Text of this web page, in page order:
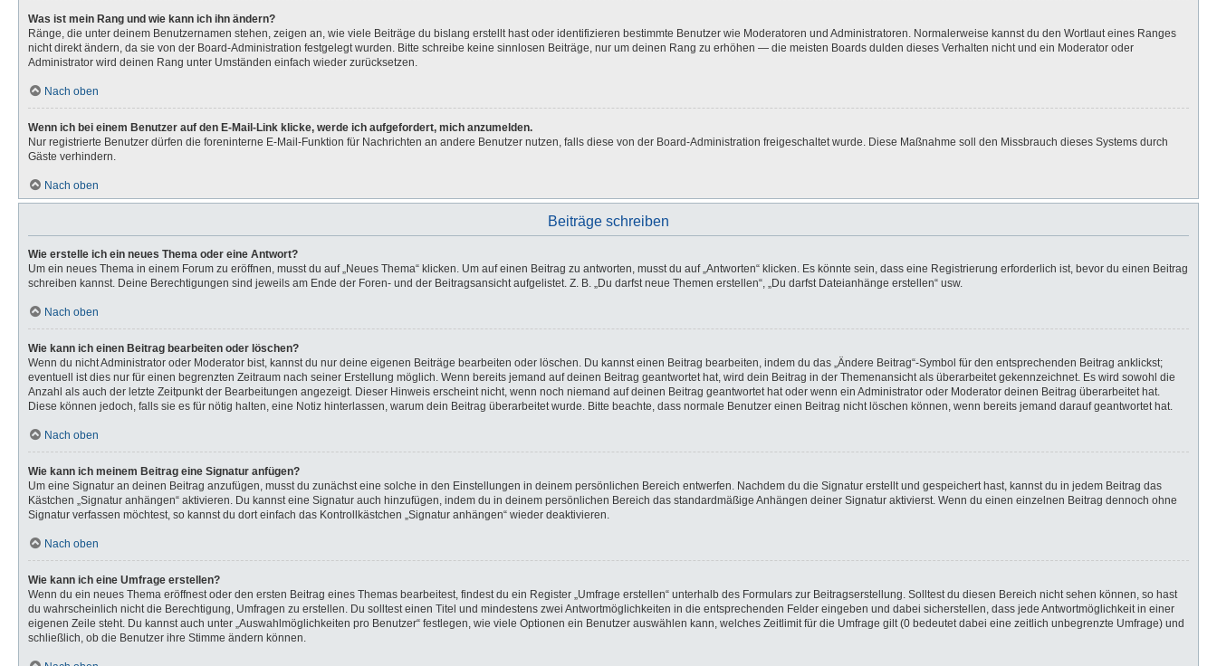
Was ist mein Rang und wie kann ich ihn ändern?
Ränge, die unter deinem Benutzernamen stehen, zeigen an, wie viele Beiträge du bislang erstellt hast oder identifizieren bestimmte Benutzer wie Moderatoren und Administratoren. Normalerweise kannst du den Wortlaut eines Ranges
nicht direkt ändern, da sie von der Board-Administration festgelegt wurden. Bitte schreibe keine sinnlosen Beiträge, nur um deinen Rang zu erhöhen — die meisten Boards dulden dieses Verhalten nicht und ein Moderator oder
Administrator wird deinen Rang unter Umständen einfach wieder zurücksetzen.
Nach oben
Wenn ich bei einem Benutzer auf den E-Mail-Link klicke, werde ich aufgefordert, mich anzumelden.
Nur registrierte Benutzer dürfen die foreninterne E-Mail-Funktion für Nachrichten an andere Benutzer nutzen, falls diese von der Board-Administration freigeschaltet wurde. Diese Maßnahme soll den Missbrauch dieses Systems durch
Gäste verhindern.
Nach oben
Beiträge schreiben
Wie erstelle ich ein neues Thema oder eine Antwort?
Um ein neues Thema in einem Forum zu eröffnen, musst du auf „Neues Thema“ klicken. Um auf einen Beitrag zu antworten, musst du auf „Antworten“ klicken. Es könnte sein, dass eine Registrierung erforderlich ist, bevor du einen Beitrag
schreiben kannst. Deine Berechtigungen sind jeweils am Ende der Foren- und der Beitragsansicht aufgelistet. Z. B. „Du darfst neue Themen erstellen“, „Du darfst Dateianhänge erstellen“ usw.
Nach oben
Wie kann ich einen Beitrag bearbeiten oder löschen?
Wenn du nicht Administrator oder Moderator bist, kannst du nur deine eigenen Beiträge bearbeiten oder löschen. Du kannst einen Beitrag bearbeiten, indem du das „Ändere Beitrag“-Symbol für den entsprechenden Beitrag anklickst;
eventuell ist dies nur für einen begrenzten Zeitraum nach seiner Erstellung möglich. Wenn bereits jemand auf deinen Beitrag geantwortet hat, wird dein Beitrag in der Themenansicht als überarbeitet gekennzeichnet. Es wird sowohl die
Anzahl als auch der letzte Zeitpunkt der Bearbeitungen angezeigt. Dieser Hinweis erscheint nicht, wenn noch niemand auf deinen Beitrag geantwortet hat oder wenn ein Administrator oder Moderator deinen Beitrag überarbeitet hat.
Diese können jedoch, falls sie es für nötig halten, eine Notiz hinterlassen, warum dein Beitrag überarbeitet wurde. Bitte beachte, dass normale Benutzer einen Beitrag nicht löschen können, wenn bereits jemand darauf geantwortet hat.
Nach oben
Wie kann ich meinem Beitrag eine Signatur anfügen?
Um eine Signatur an deinen Beitrag anzufügen, musst du zunächst eine solche in den Einstellungen in deinem persönlichen Bereich entwerfen. Nachdem du die Signatur erstellt und gespeichert hast, kannst du in jedem Beitrag das
Kästchen „Signatur anhängen“ aktivieren. Du kannst eine Signatur auch hinzufügen, indem du in deinem persönlichen Bereich das standardmäßige Anhängen deiner Signatur aktivierst. Wenn du einen einzelnen Beitrag dennoch ohne
Signatur verfassen möchtest, so kannst du dort einfach das Kontrollkästchen „Signatur anhängen“ wieder deaktivieren.
Nach oben
Wie kann ich eine Umfrage erstellen?
Wenn du ein neues Thema eröffnest oder den ersten Beitrag eines Themas bearbeitest, findest du ein Register „Umfrage erstellen“ unterhalb des Formulars zur Beitragserstellung. Solltest du diesen Bereich nicht sehen können, so hast
du wahrscheinlich nicht die Berechtigung, Umfragen zu erstellen. Du solltest einen Titel und mindestens zwei Antwortmöglichkeiten in die entsprechenden Felder eingeben und dabei sicherstellen, dass jede Antwortmöglichkeit in einer
eigenen Zeile steht. Du kannst auch unter „Auswahlmöglichkeiten pro Benutzer“ festlegen, wie viele Optionen ein Benutzer auswählen kann, welches Zeitlimit für die Umfrage gilt (0 bedeutet dabei eine zeitlich unbegrenzte Umfrage) und
schließlich, ob die Benutzer ihre Stimme ändern können.